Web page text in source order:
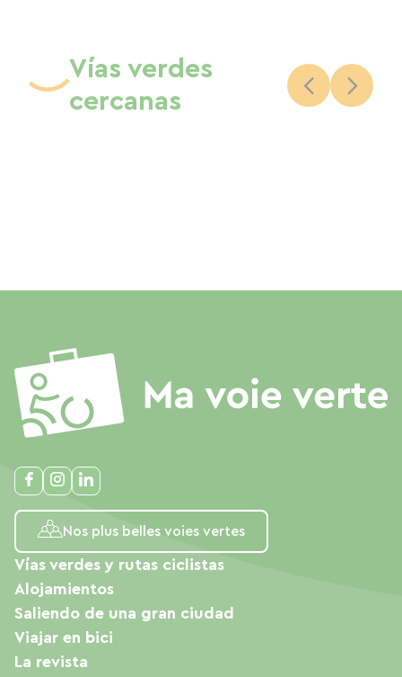
Vías verdes
cercanas
Nos plus belles voies vertes
Vías verdes y rutas ciclistas
Alojamientos
Saliendo de una gran ciudad
Viajar en bici
La revista